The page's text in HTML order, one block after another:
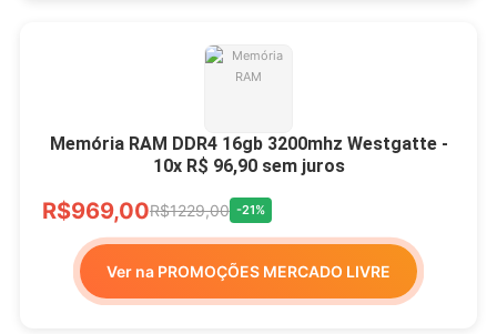
Memória RAM DDR4 16gb 3200mhz Westgatte -
10x R$ 96,90 sem juros
R$969,00R$1229,00 -21%
Ver na PROMOÇÕES MERCADO LIVRE